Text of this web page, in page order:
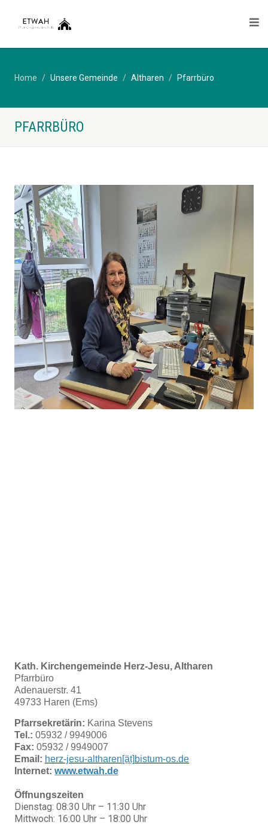
Home Unsere Gemeinde Altharen Pfarrbüro
PFARRBÜRO
Kath. Kirchengemeinde Herz-Jesu, Altharen
Pfarrbüro
Adenauerstr. 41
49733 Haren (Ems)
Pfarrsekretärin: Karina Stevens
Tel.: 05932 / 9949006
Fax: 05932 / 9949007
Email: herz-jesu-altharen[ät] bistum-os.de
Internet: www.etwah.de
Öffnungszeiten
Dienstag: 08:30 Uhr – 11:30 Uhr
Mittwoch: 16:00 Uhr – 18:00 Uhr